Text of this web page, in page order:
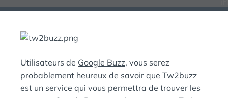
É
E
D
N
S
Utilisateurs de Google Buzz, vous serez
probablement heureux de savoir que Tw2buzz
est un service qui vous permettra de trouver les